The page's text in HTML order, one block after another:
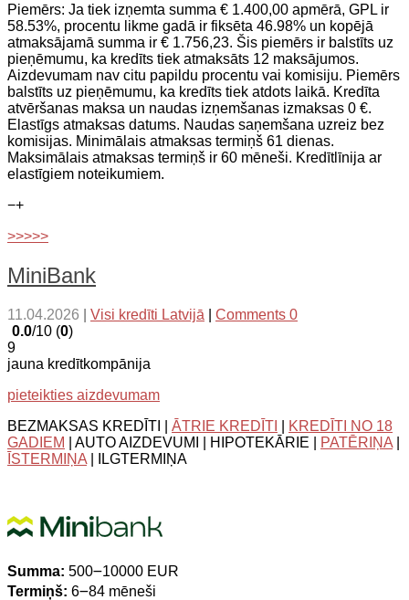
Piemērs: Ja tiek izņemta summa € 1.400,00 apmērā, GPL ir
58.53%, procentu likme gadā ir fiksēta 46.98% un kopējā
atmaksājamā summa ir € 1.756,23. Šis piemērs ir balstīts uz
pieņēmumu, ka kredīts tiek atmaksāts 12 maksājumos.
Aizdevumam nav citu papildu procentu vai komisiju. Piemērs
balstīts uz pieņēmumu, ka kredīts tiek atdots laikā. Kredīta
atvēršanas maksa un naudas izņemšanas izmaksas 0 €.
Elastīgs atmaksas datums. Naudas saņemšana uzreiz bez
komisijas. Minimālais atmaksas termiņš 61 dienas.
Maksimālais atmaksas termiņš ir 60 mēneši. Kredītlīnija ar
elastīgiem noteikumiem.
−+
>>>>>
MiniBank
11.04.2026 Visi kredīti Latvijā
Comments 0
0.0/10 (0)
9
jauna kredītkompānija
pieteikties aizdevumam
BEZMAKSAS KREDĪTI | ĀTRIE KREDĪTI
KREDĪTI NO 18
GADIEM
| AUTO AIZDEVUMI | HIPOTEKĀRIE | PATĒRIŅA
ĪSTERMIŅA | ILGTERMIŅA
Summa: 500౼10000 EUR
Termiņš: 6౼84 mēneši